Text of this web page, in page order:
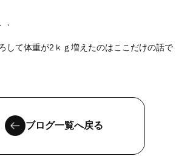
、
して体重が2ｋｇ増えたのはここだけの話で
ブログ一覧へ戻る